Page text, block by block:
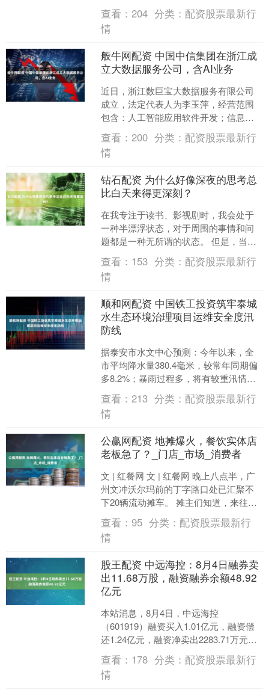
出类似内容。 社交平台上，有多位网友
发帖称周大福“....
查看：204 分类： 配资股票最新行
情
般牛网配资 中国中信集团在浙江成
立大数据服务公司，含AI业务
近日，浙江数巨宝大数据服务有限公司
成立，法定代表人为李玉萍，经营范围
包含：人工智能应用软件开发；信息技
术咨询服务；云计算装备技术服务；网
络与信息安全软件开发等。....
查看：200 分类： 配资股票最新行
情
钻石配资 为什么好像深夜的思考总
比白天来得更深刻？
在我专注于读书、影视剧时，我会处于
一种半漂浮状态，对于周围的事情和问
题都是一种无所谓的状态。 但是，当我
真的回到现实中来，专注于生活中具体
事情时，会一时变得迷茫....
查看： 153 分类： 配资股票最新行
情
顺和网配资 中国铁工投资筑牢泰城
水生态环境治理项目运维安全度汛
防线
据泰安市水文中心预测：今年以来，全
市平均降水量380.4毫米，较常年同期偏
多8.2%；暴雨过程多，将有较重汛情。
为积极应对严峻的防汛形势，中国铁工
投资旗下中铁....
查看：213 分类： 配资股票最新行
情
公赢网配资 地摊爆火，餐饮实体店
老板急了？_门店_市场_消费者
文 | 红餐网 文 | 红餐网 晚上八点半，广
州文冲沃尔玛前的丁字路口处已汇聚不
下20辆流动摊车。 摊主们知道，来往的
人群此刻正在饥肠辘辘，“大动馋心”。 麻
辣....
查看：95 分类： 配资股票最新行
情
股王配资 中远海控：8月4日融券卖
出11.68万股，融资融券余额48.92
亿元
本站消息，8月4日，中远海控
（601919）融资买入1.01亿元，融资偿
还1.24亿元，融资净卖出2283.71万元，
融资余额48.69亿元，近20个交易日中
有....
查看： 178 分类： 配资股票最新行
情